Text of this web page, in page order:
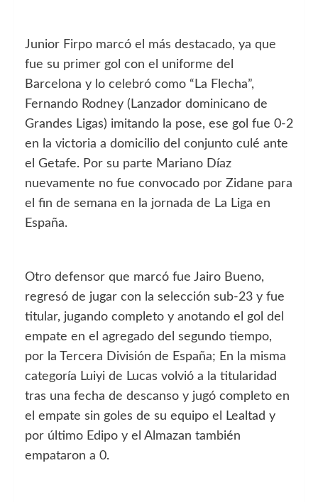
Junior Firpo marcó el más destacado, ya que
fue su primer gol con el uniforme del
Barcelona y lo celebró como “La Flecha”,
Fernando Rodney (Lanzador dominicano de
Grandes Ligas) imitando la pose, ese gol fue 0-2
en la victoria a domicilio del conjunto culé ante
el Getafe. Por su parte Mariano Díaz
nuevamente no fue convocado por Zidane para
el fin de semana en la jornada de La Liga en
España.
Otro defensor que marcó fue Jairo Bueno,
regresó de jugar con la selección sub-23 y fue
titular, jugando completo y anotando el gol del
empate en el agregado del segundo tiempo,
por la Tercera División de España; En la misma
categoría Luiyi de Lucas volvió a la titularidad
tras una fecha de descanso y jugó completo en
el empate sin goles de su equipo el Lealtad y
por último Edipo y el Almazan también
empataron a 0.